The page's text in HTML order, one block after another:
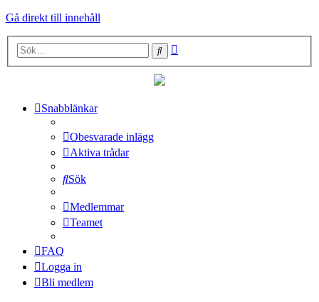
Gå direkt till innehåll
Sök
Snabblänkar
Obesvarade inlägg
Aktiva trådar
Sök
Medlemmar
Teamet
FAQ
Logga in
Bli medlem